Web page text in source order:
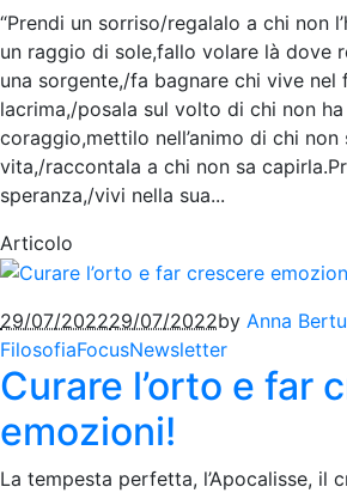
“Prendi un sorriso/regalalo a chi non
un raggio di sole,fallo volare là dove
una sorgente,/fa bagnare chi vive nel
lacrima,/posala sul volto di chi non
coraggio,mettilo nell’animo di chi
vita,/raccontala a chi non sa
speranza,/vivi nella sua...
Articolo
29/07/202229/07/2022by Anna
FilosofiaFocusNewsletter
Curare l’orto e far
emozioni!
La tempesta perfetta, l’Apocalisse, il